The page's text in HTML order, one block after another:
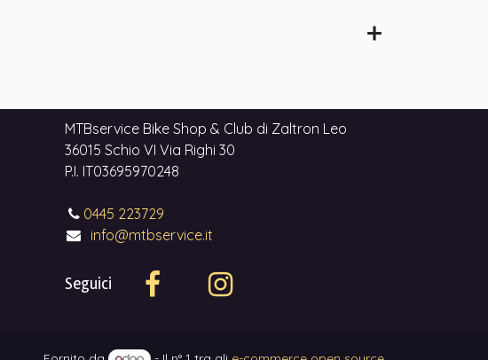
MTBservice Bike Shop & Club di Zaltron Leo
36015 Schio VI Via Righi 30
P.I. IT03695970248
0445 223729
info@mtbservice.it
Seguici